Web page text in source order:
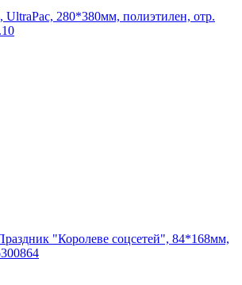
UltraPac, 280*380мм, полиэтилен, отр.
"Королеве соцсетей", 84*168мм,